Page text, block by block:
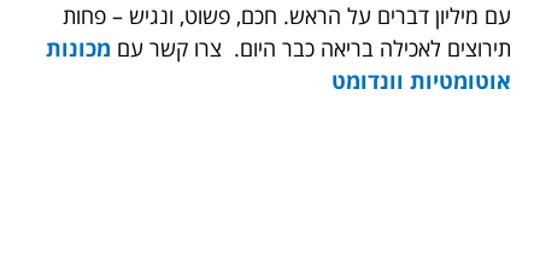
עם מיליון דברים על הראש. חכם, פשוט, ונגיש – פחות
תירוצים לאכילה בריאה כבר היום. צרו קשר עם מכונות
אוטומטיות וונדומט